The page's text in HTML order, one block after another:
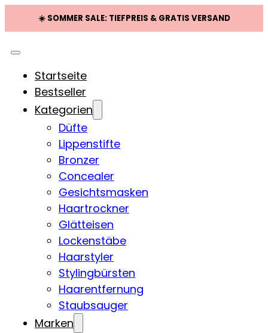
☀️ SOMMER SALE: TIEFPREIS & GRATIS VERSAND
Startseite
Bestseller
Kategorien
Düfte
Lippenstifte
Bronzer
Concealer
Gesichtsmasken
Haartrockner
Glätteisen
Lockenstäbe
Haarstyler
Stylingbürsten
Haarentfernung
Staubsauger
Marken